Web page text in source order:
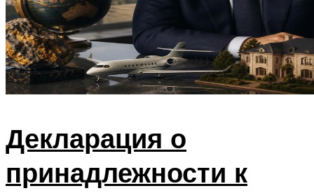
Декларация о
принадлежности к